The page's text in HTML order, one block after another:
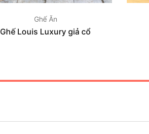
Ghế Ăn
Ghế Louis Luxury giả cổ